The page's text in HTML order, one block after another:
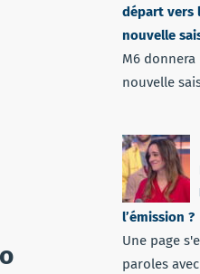
départ vers
nouvelle
M6
nouvelle
l’émission ?
Une page
paroles